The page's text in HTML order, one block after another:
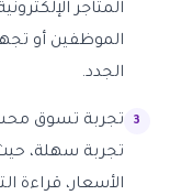
المتاجر
الموظفين أو
الجدد.
تجربة تسوق
تجربة سهلة،
الأسعار، قراءة